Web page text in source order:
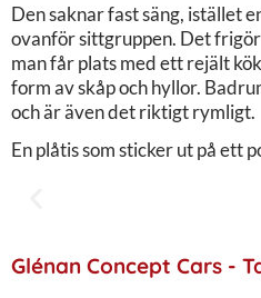
Den saknar fast säng, istället
ovanför sittgruppen. Det
man får plats med ett rejält
form av skåp och hyllor.
och är även det riktigt rymligt.
En plåtis som sticker ut på ett
Glénan Concept Cars -